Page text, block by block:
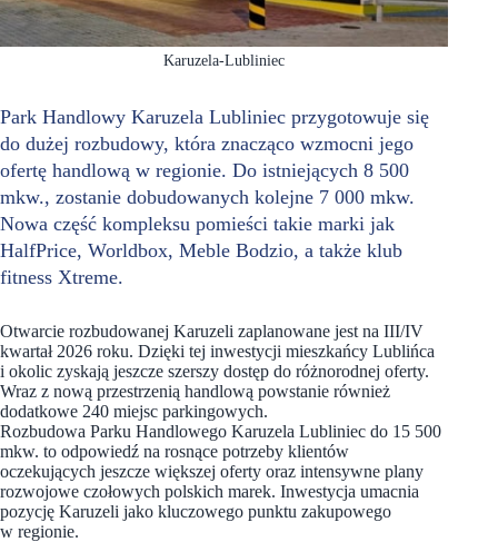
Karuzela-Lubliniec
Park Handlowy Karuzela Lubliniec przygotowuje się
do dużej rozbudowy, która znacząco wzmocni jego
ofertę handlową w regionie. Do istniejących 8 500
mkw., zostanie dobudowanych kolejne 7 000 mkw.
Nowa część kompleksu pomieści takie marki jak
HalfPrice, Worldbox, Meble Bodzio, a także klub
fitness Xtreme.
Otwarcie rozbudowanej Karuzeli zaplanowane jest na III/IV
kwartał 2026 roku. Dzięki tej inwestycji mieszkańcy Lublińca
i okolic zyskają jeszcze szerszy dostęp do różnorodnej oferty.
Wraz z nową przestrzenią handlową powstanie również
dodatkowe 240 miejsc parkingowych.
Rozbudowa Parku Handlowego Karuzela Lubliniec do 15 500
mkw. to odpowiedź na rosnące potrzeby klientów
oczekujących jeszcze większej oferty oraz intensywne plany
rozwojowe czołowych polskich marek. Inwestycja umacnia
pozycję Karuzeli jako kluczowego punktu zakupowego
w regionie.